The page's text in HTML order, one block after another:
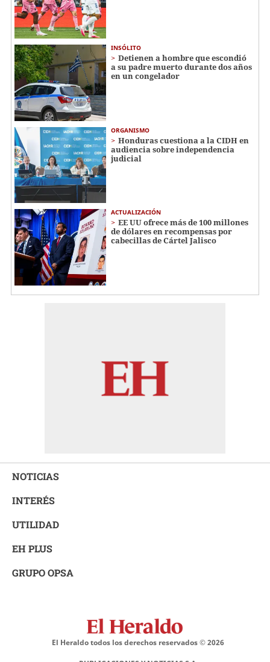
INSÓLITO
Detienen a hombre que escondió
a su padre muerto durante dos años
en un congelador
ORGANISMO
Honduras cuestiona a la CIDH en
audiencia sobre independencia
judicial
ACTUALIZACIÓN
EE UU ofrece más de 100 millones
de dólares en recompensas por
cabecillas de Cártel Jalisco
NOTICIAS
INTERÉS
UTILIDAD
EH PLUS
GRUPO OPSA
El Heraldo todos los derechos reservados ©2026